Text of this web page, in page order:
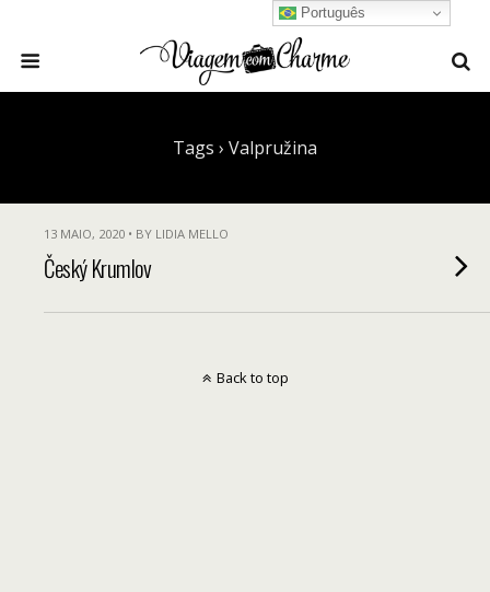
Tags › Valpružina
13 MAIO, 2020 • BY LIDIA MELLO
Český Krumlov
Português
Back to top